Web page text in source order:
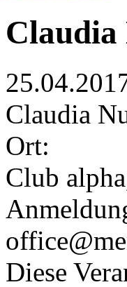
Claudia
Claudia
Ort:
Club
Diese